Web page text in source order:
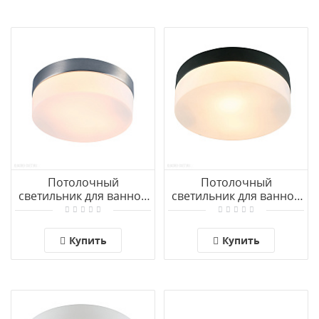
Потолочный
светильник для ванной
комнаты Arte Lamp
2SS
Купить
Потолочный
светильник для ванной
комнаты Arte Lamp
2BK
Купить